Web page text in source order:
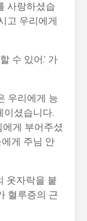
사랑하셨습
고 우리에게
수 있어.’ 가
우리에게 능
이셨습니다.
게 부어주셨
게 주님 안
옷자락을 붙
혈루증의 근